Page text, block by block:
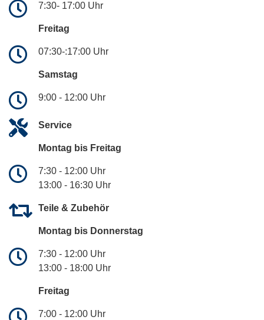
7:30- 17:00 Uhr
Freitag
07:30-:17:00 Uhr
Samstag
9:00 - 12:00 Uhr
Service
Montag bis Freitag
7:30 - 12:00 Uhr
13:00 - 16:30 Uhr
Teile & Zubehör
Montag bis Donnerstag
7:30 - 12:00 Uhr
13:00 - 18:00 Uhr
Freitag
7:00 - 12:00 Uhr